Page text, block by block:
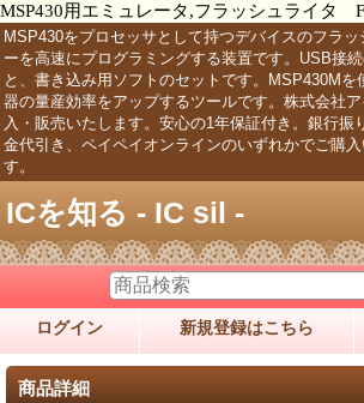
MSP430用エミュレータ,フラッシュライタ
MSP430をプロセッサとして持つデバイスのフラッ
ーを高速にプログラミングする装置です。USB接
と、書き込み用ソフトのセットです。MSP430Mを
器の量産効率をアップするツールです。株式会社
入・販売いたします。安心の1年保証付き。銀行振
金代引き、ペイペイオンラインのいずれかでご購入
す。
ICを知る - IC sil -
ログイン 新規登録はこちら
商品詳細